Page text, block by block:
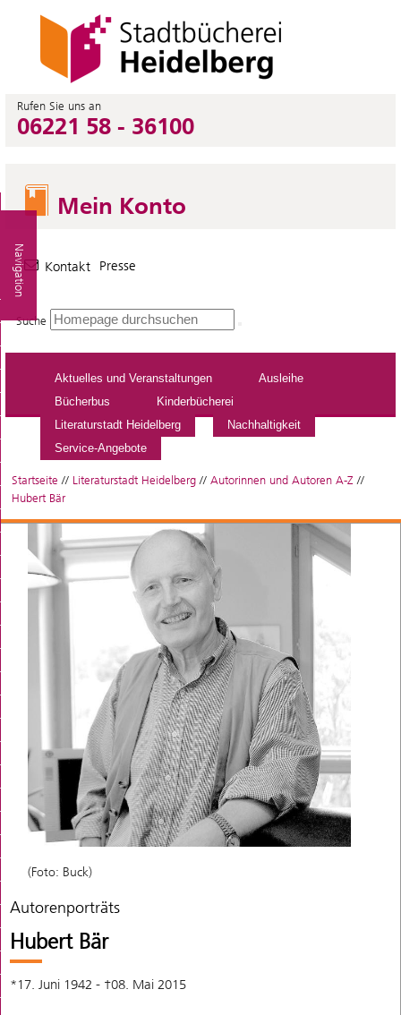
Rufen Sie uns an
06221 58 - 36100
Mein Konto
Kontakt Presse
Suche
Aktuelles und Veranstaltungen
Ausleihe
Bücherbus
Kinderbücherei
Literaturstadt Heidelberg
Nachhaltigkeit
Service-Angebote
Startseite // Literaturstadt Heidelberg // Autorinnen und Autoren A-Z //
Hubert Bär
Navigation
(Foto: Buck)
Autorenporträts
Hubert Bär
*17. Juni 1942 - †08. Mai 2015